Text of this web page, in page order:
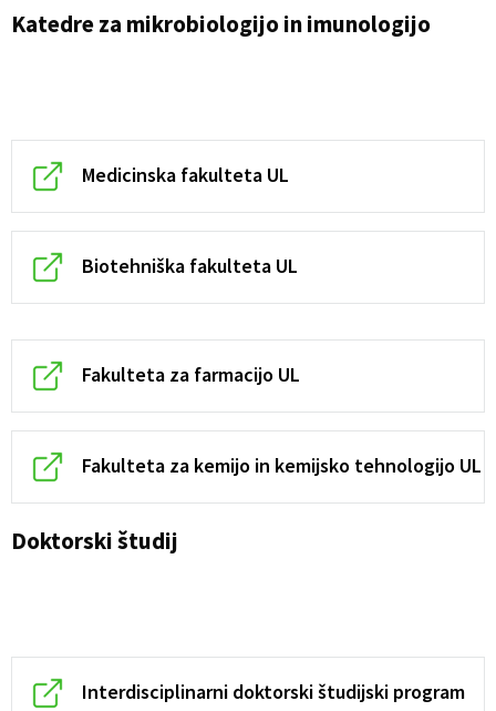
Katedre za mikrobiologijo in imunologijo
Medicinska fakulteta UL
Biotehniška fakulteta UL
Fakulteta za farmacijo UL
Fakulteta za kemijo in kemijsko tehnologijo UL
Doktorski študij
Interdisciplinarni doktorski študijski program